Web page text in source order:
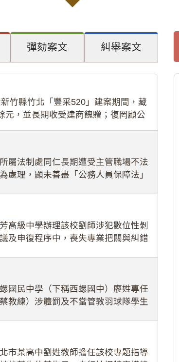
彈劾案文 糾舉案文
竹縣竹北「豐采520」建案期間，藏
元，並長期收受建商餽贈；復罔顧公
屬法制處同仁長期遭受主管職場不法
處理，顯未善盡「公務人員保障法」
高級中學辦理該校劉師涉犯數位性剝
及申復程序中，喪失專業把關與糾錯
國民中學（下稱西螺國中）廖姓專任
教練）涉體罰及不當管教羽球隊學生
市某高中劉姓教師擔任該校專題指導